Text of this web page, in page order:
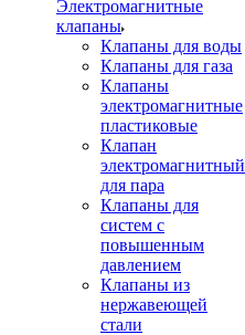
Электромагнитные
клапаны
Клапаны для воды
Клапаны для газа
Клапаны
электромагнитные
пластиковые
Клапан
электромагнитный
для пара
Клапаны для
систем с
повышенным
давлением
Клапаны из
нержавеющей
стали